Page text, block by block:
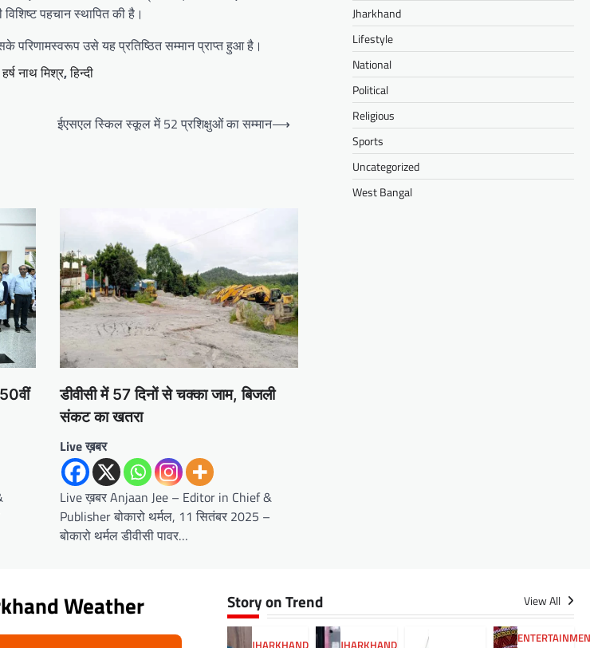
पहचान स्थापित की है।
परिणामस्वरूप उसे यह प्रतिष्ठित सम्मान प्राप्त हुआ है।
हर्ष नाथ मिश्र,हिन्दी
ईएसएल स्किल स्कूल में 52 प्रशिक्षुओं का सम्मान⟶
डीवीसी में 57 दिनों से चक्का जाम, बिजली
संकट का खतरा
Live ख़बर
Live ख़बर Anjaan Jee – Editor in Chief &
Publisher बोकारो थर्मल, 11 सितंबर 2025 –
बोकारो थर्मल डीवीसी पावर…
Jharkhand
Lifestyle
National
Political
Religious
Sports
Uncategorized
West Bangal
Weather
Story on Trend View All